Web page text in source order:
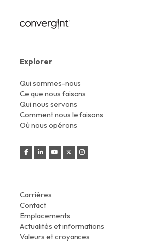
Explorer
Qui sommes-nous
Ce que nous faisons
Qui nous servons
Comment nous le faisons
Où nous opérons
Carrières
Contact
Emplacements
Actualités et informations
Valeurs et croyances